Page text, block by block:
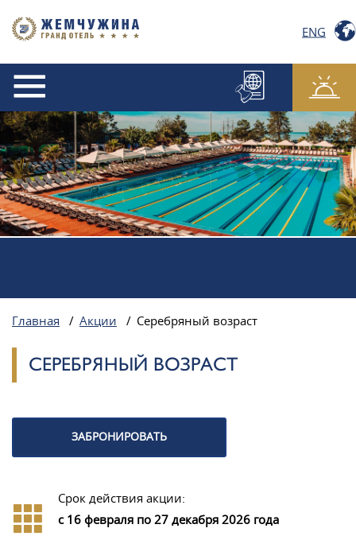
ENG
Главная / Акции / Серебряный возраст
СЕРЕБРЯНЫЙ ВОЗРАСТ
ЗАБРОНИРОВАТЬ
Срок действия акции:
с 16 февраля по 27 декабря 2026 года